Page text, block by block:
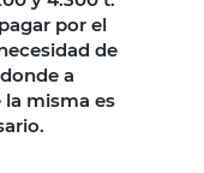
por el
de
a
la misma es